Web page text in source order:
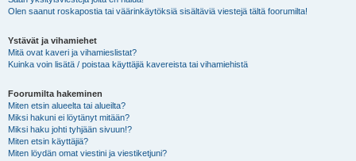
Olen saanut roskapostia tai väärinkäytöksiä sisältäviä viestejä tältä foorumilta!
Ystävät ja vihamiehet
Mitä ovat kaveri ja vihamieslistat?
Kuinka voin lisätä / poistaa käyttäjiä kavereista tai vihamiehistä
Foorumilta hakeminen
Miten etsin alueelta tai alueilta?
Miksi hakuni ei löytänyt mitään?
Miksi haku johti tyhjään sivuun!?
Miten etsin käyttäjiä?
Miten löydän omat viestini ja viestiketjuni?